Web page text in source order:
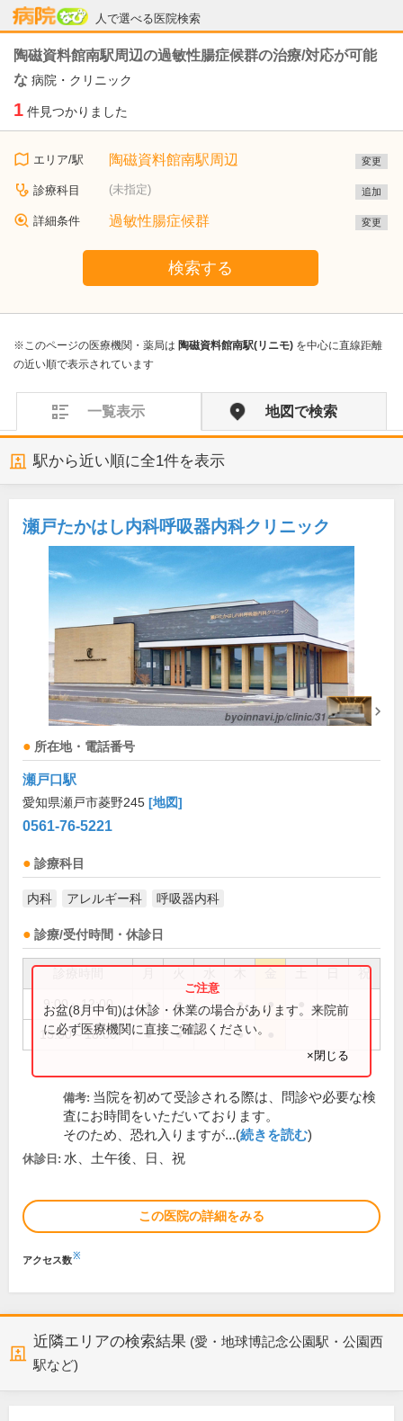
人で選べる医院検索
病院なび
陶磁資料館南駅周辺の過敏性腸症候群の治療/対応が可能
な 病院・クリニック
1 件見つかりました
エリア/駅 陶磁資料館南駅周辺 変更
診療科目 (未指定) 追加
詳細条件 過敏性腸症候群 変更
検索する
※このページの医療機関・薬局は 陶磁資料館南駅(リニモ) を中心に直線距離
の近い順で表示されています
一覧表示 地図で検索
駅から近い順に全1件を表示
瀬戸たかはし内科呼吸器内科クリニック
所在地・電話番号
瀬戸口駅
愛知県瀬戸市菱野245 [地図]
0561-76-5221
診療科目
内科 アレルギー科 呼吸器内科
診療/受付時間・休診日
祝
9:00～12:00 ● ● ● ●
15:00～18:00 ● ● ●
お盆(8月中旬)は休診・休業の場合があります。来院前
に必ず医療機関に直接ご確認ください。
×閉じる
備考: 当院を初めて受診される際は、問診や必要な検
査にお時間をいただいております。
そのため、恐れ入りますが...(続きを読む)
休診日: 水、土午後、日、祝
この医院の詳細をみる
アクセス数※
近隣エリアの検索結果 (愛・地球博記念公園駅・公園西
駅など)